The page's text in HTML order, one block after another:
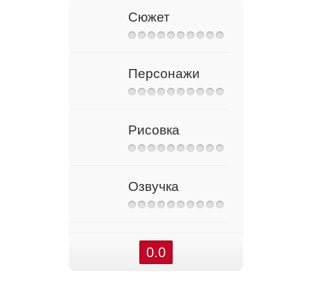
Сюжет
Персонажи
Рисовка
Озвучка
0.0